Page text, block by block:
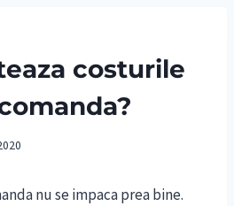
costurile
nu se impaca prea bine.